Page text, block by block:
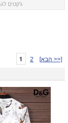
:: ג'קטים
1 2 [הבא >>]